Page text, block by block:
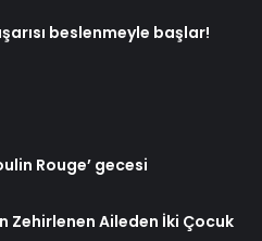
beslenmeyle başlar!
Rouge’ gecesi
Zehirlenen Aileden İki Çocuk